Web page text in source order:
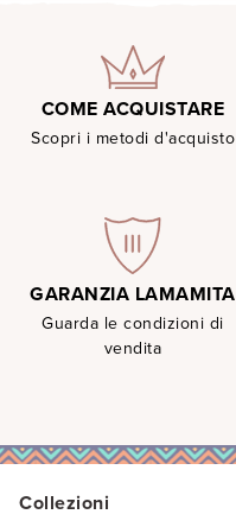
COME ACQUISTARE
Scopri i metodi d'acquisto
GARANZIA LAMAMITA
Guarda le condizioni di
vendita
Collezioni